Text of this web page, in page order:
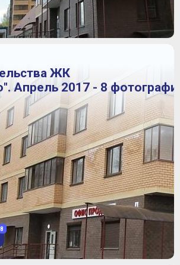
ЖК
Апрель 2017 - 8
8